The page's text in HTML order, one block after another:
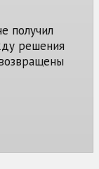
получил
решения